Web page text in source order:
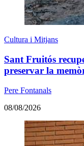
Cultura i Mitjans
Sant Fruitós
preservar la
Pere Fontanals
08/08/2026